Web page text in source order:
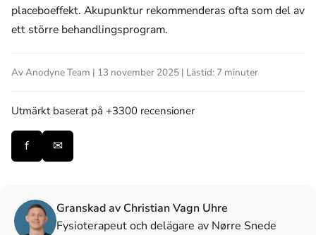
placeboeffekt. Akupunktur rekommenderas ofta som del av
ett större behandlingsprogram.
Av Anodyne Team | 13 november 2025 | Lästid: 7 minuter
Utmärkt baserat på +3300 recensioner
f ✉
Granskad av Christian Vagn Uhre
Fysioterapeut och delägare av Nørre Snede